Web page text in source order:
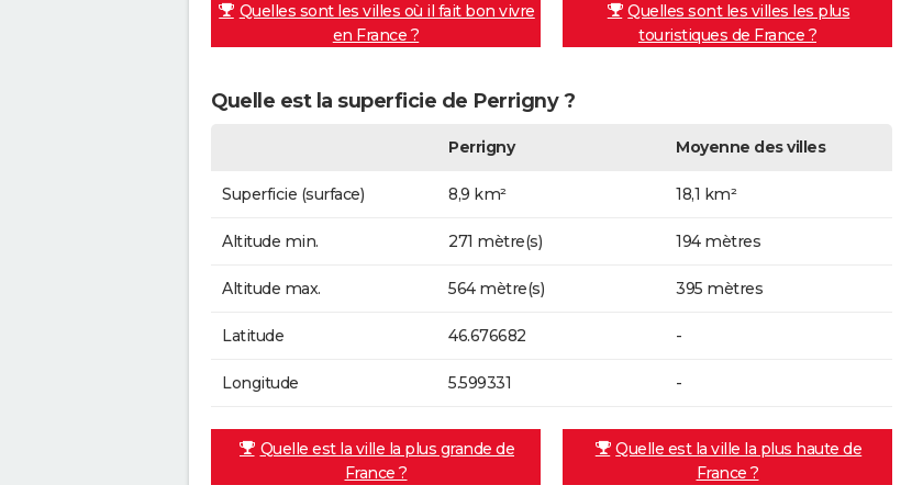
Quelles sont les villes où il fait bon vivre
en France ?
Quelles sont les villes les plus
touristiques de France ?
Quelle est la superficie de Perrigny ?
Perrigny Moyenne des villes
Superficie (surface) 8,9 km² 18,1 km²
Altitude min. 271 mètre(s) 194 mètres
Altitude max. 564 mètre(s) 395 mètres
Latitude 46.676682 -
Longitude 5.599331 -
Quelle est la ville la plus grande de
France ?
Quelle est la ville la plus haute de
France ?